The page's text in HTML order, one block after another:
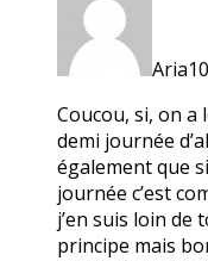
Aria10
Coucou, si, on
demi journée
également que
journée c’est
j’en suis loin de
principe mais